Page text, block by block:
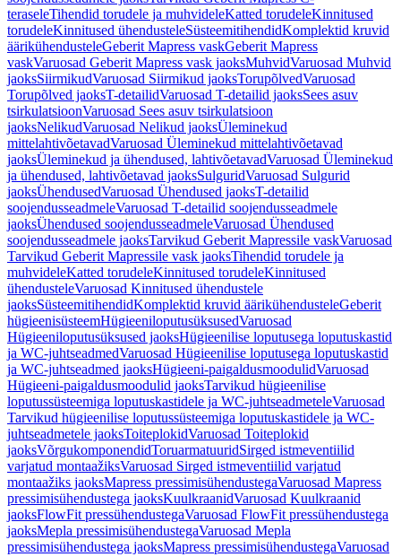
teraseleTihendid torudele ja muhvideleKatted torudeleKinnitused
torudeleKinnitused ühendusteleSüsteemitihendidKomplektid kruvid
äärikühendusteleGeberit Mapress vaskGeberit Mapress
vaskVaruosad Geberit Mapress vask jaoksMuhvidVaruosad Muhvid
jaoksSiirmikudVaruosad Siirmikud jaoksTorupõlvedVaruosad
Torupõlved jaoksT-detailidVaruosad T-detailid jaoksSees asuv
tsirkulatsioonVaruosad Sees asuv tsirkulatsioon
jaoksNelikudVaruosad Nelikud jaoksÜleminekud
mittelahtivõetavadVaruosad Üleminekud mittelahtivõetavad
jaoksÜleminekud ja ühendused, lahtivõetavadVaruosad Üleminekud
ja ühendused, lahtivõetavad jaoksSulguridVaruosad Sulgurid
jaoksÜhendusedVaruosad Ühendused jaoksT-detailid
soojendusseadmeleVaruosad T-detailid soojendusseadmele
jaoksÜhendused soojendusseadmeleVaruosad Ühendused
soojendusseadmele jaoksTarvikud Geberit Mapressile vaskVaruosad
Tarvikud Geberit Mapressile vask jaoksTihendid torudele ja
muhvideleKatted torudeleKinnitused torudeleKinnitused
ühendusteleVaruosad Kinnitused ühendustele
jaoksSüsteemitihendidKomplektid kruvid äärikühendusteleGeberit
hügieenisüsteemHügieeniloputusüksusedVaruosad
Hügieeniloputusüksused jaoksHügieenilise loputusega loputuskastid
ja WC-juhtseadmedVaruosad Hügieenilise loputusega loputuskastid
ja WC-juhtseadmed jaoksHügieeni-paigaldusmoodulidVaruosad
Hügieeni-paigaldusmoodulid jaoksTarvikud hügieenilise
loputussüsteemiga loputuskastidele ja WC-juhtseadmeteleVaruosad
Tarvikud hügieenilise loputussüsteemiga loputuskastidele ja WC-
juhtseadmetele jaoksToiteplokidVaruosad Toiteplokid
jaoksVõrgukomponendidToruarmatuuridSirged istmeventiilid
varjatud montaažiksVaruosad Sirged istmeventiilid varjatud
montaažiks jaoksMapress pressimisühendustegaVaruosad Mapress
pressimisühendustega jaoksKuulkraanidVaruosad Kuulkraanid
jaoksFlowFit pressühendustegaVaruosad FlowFit pressühendustega
jaoksMepla pressimisühendustegaVaruosad Mepla
pressimisühendustega jaoksMapress pressimisühendustegaVaruosad